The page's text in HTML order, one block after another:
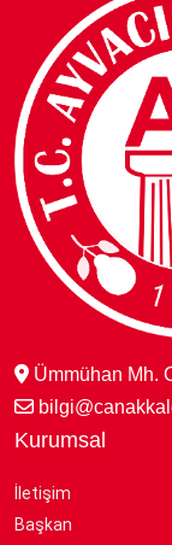
Ümmühan Mh.
Kurumsal
İletişim
Başkan